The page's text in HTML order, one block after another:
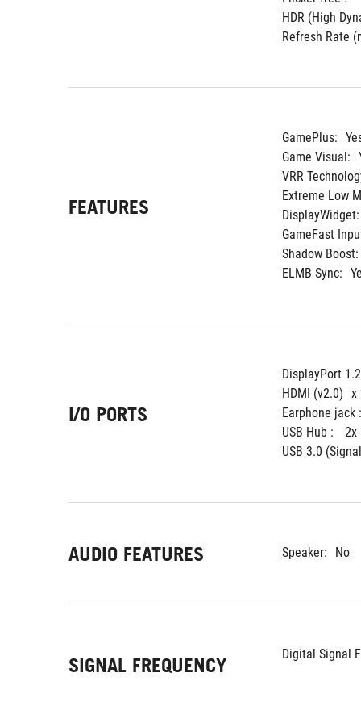
HDR (High
Refresh Rate
FEATURES
GamePlus:
Game Visual:
VRR
Extreme Low
DisplayWidget:
GameFast
Shadow Boost:
ELMB Sync:
I/O PORTS
DisplayPort
HDMI (v2.0) x
Earphone jack
USB Hub :
2x
USB 3.0
AUDIO FEATURES Speaker: No
SIGNAL FREQUENCY Digital Signal